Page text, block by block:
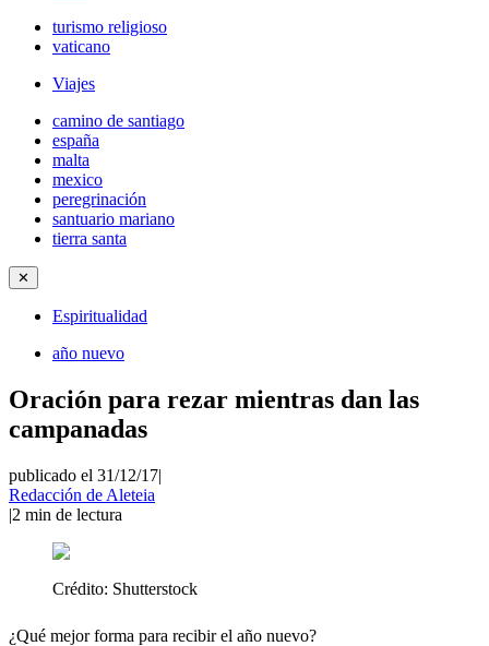
turismo religioso
vaticano
Viajes
camino de santiago
españa
malta
mexico
peregrinación
santuario mariano
tierra santa
✕
Espiritualidad
año nuevo
Oración para rezar mientras dan las
campanadas
publicado el 31/12/17|
Redacción de Aleteia
|2 min de lectura
Crédito: Shutterstock
¿Qué mejor forma para recibir el año nuevo?